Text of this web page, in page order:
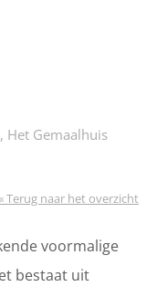
Het Gemaalhuis
Terug naar het overzicht
voormalige
bestaat uit